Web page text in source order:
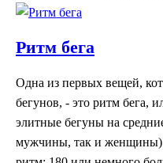
Ритм бега
Одна из первых вещей,
бегунов, - это ритм бега,
элитные бегуны на
мужчины, так и женщины)